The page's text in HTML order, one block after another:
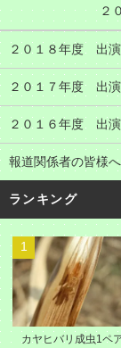
２０１９年
２０１８年度 出
２０１７年度 出
２０１６年度 出
報道関係者の皆様へ
ランキング
1
カヤヒバリ成虫1ペ